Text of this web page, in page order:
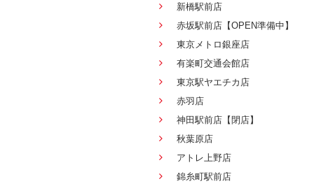
新橋駅前店
赤坂駅前店【OPEN準備中】
東京メトロ銀座店
有楽町交通会館店
東京駅ヤエチカ店
赤羽店
神田駅前店【閉店】
秋葉原店
アトレ上野店
錦糸町駅前店